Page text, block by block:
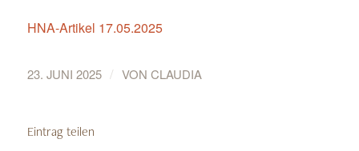
HNA-Artikel 17.05.2025
23. JUNI 2025 / VON CLAUDIA
Eintrag teilen